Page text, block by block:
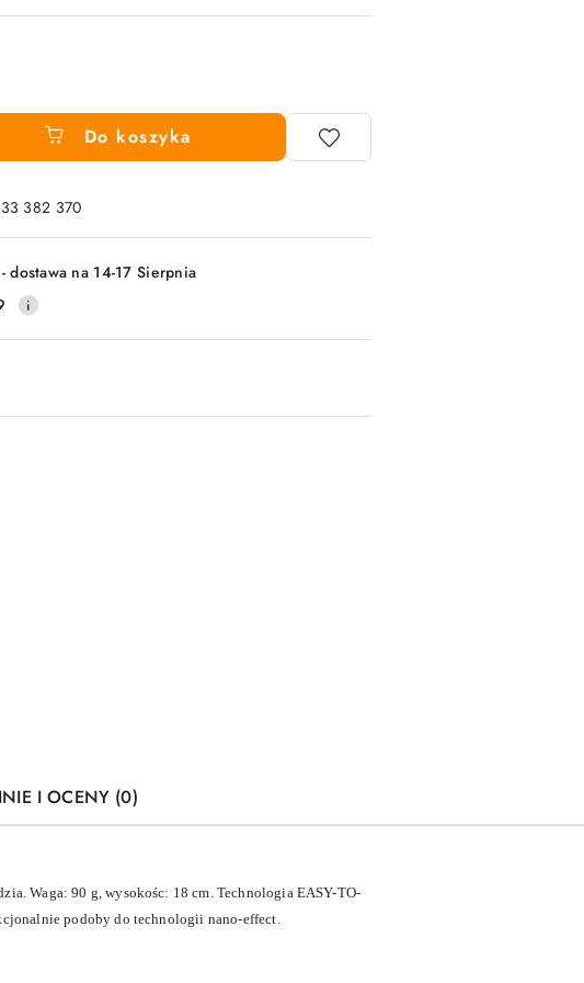
Do koszyka
382 370
dostawa na 14-17 Sierpnia
I OCENY (0)
Waga: 90 g, wysokośc: 18 cm. Technologia EASY-TO-
podoby do technologii nano-effect.